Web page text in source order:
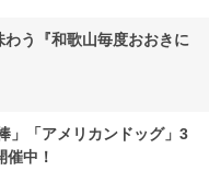
う『和歌山毎度おおきに
」「アメリカンドッグ」3
催中！